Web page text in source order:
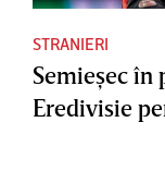
STRANIERI
Semieşec
Eredivisie